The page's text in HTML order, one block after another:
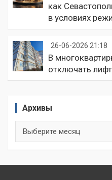
как
в условиях
26-06-2026 21:18
В
отключать
Архивы